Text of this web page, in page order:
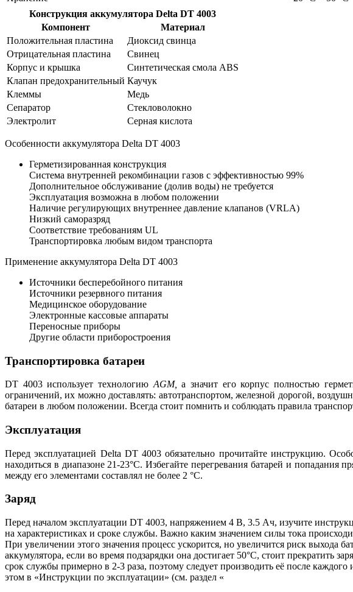
Конструкция аккумулятора Delta DT 4003
Компонент
Материал
Положительная пластина
Диоксид свинца
Отрицательная пластина
Свинец
Корпус и крышка
Синтетическая смола ABS
Клапан предохранительный Каучук
Клеммы
Медь
Сепаратор
Стекловолокно
Электролит
Серная кислота
Особенности аккумулятора Delta DT 4003
Герметизированная конструкция
Система внутренней рекомбинации газов с эффективностью 99%
Дополнительное обслуживание (долив воды) не требуется
Эксплуатация возможна в любом положении
Наличие регулирующих внутреннее давление клапанов (VRLA)
Низкий саморазряд
Соответствие требованиям UL
Транспортировка любым видом транспорта
Применение аккумулятора Delta DT 4003
Источники бесперебойного питания
Источники резервного питания
Медицинское оборудование
Электронные кассовые аппараты
Переносные приборы
Другие области приборостроения
Транспортировка батареи
DT 4003 использует технологию AGM, а значит его корпус полностью
ограничений, их можно доставлять: автотранспортом, железной дорогой,
батареи в любом положении. Всегда стоит помнить и соблюдать правила
Эксплуатация
Перед эксплуатацией Delta DT 4003 обязательно прочитайте инструкцию.
находиться в диапазоне 21-23°С. Избегайте перегревания батарей и попадания
между его элементами составлял не более 2 °С.
Заряд
Перед началом эксплуатации DT 4003, напряжением 4 В, 3.5 Ач, изучите
на характеристиках и сроке службы. Важно каким значением силы тока
При увеличении этого значения процесс ускорится, но увеличится риск выхода
аккумулятора, если во время подзарядки она достигает 50°С, стоит прекратить
срок службы примерно в 2-3 раза, поэтому следует производить её после
этом в «Инструкции по эксплуатации» (см. раздел «